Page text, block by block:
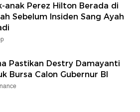
anak Perez Hilton Berada di
Sebelum Insiden Sang Ayah
Pastikan Destry Damayanti
Bursa Calon Gubernur BI